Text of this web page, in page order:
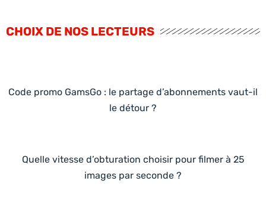
CHOIX DE NOS LECTEURS
Code promo GamsGo : le partage d’abonnements vaut-il
le détour ?
Quelle vitesse d’obturation choisir pour filmer à 25
images par seconde ?